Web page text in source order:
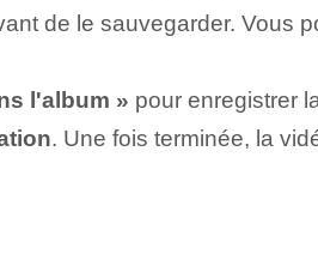
de le sauvegarder. Vous
l'album » pour enregistrer
. Une fois terminée, la